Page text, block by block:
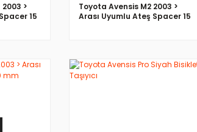
>
15
Toyota Avensis M2 2003 >
Arası Uyumlu Ateş Spacer 15